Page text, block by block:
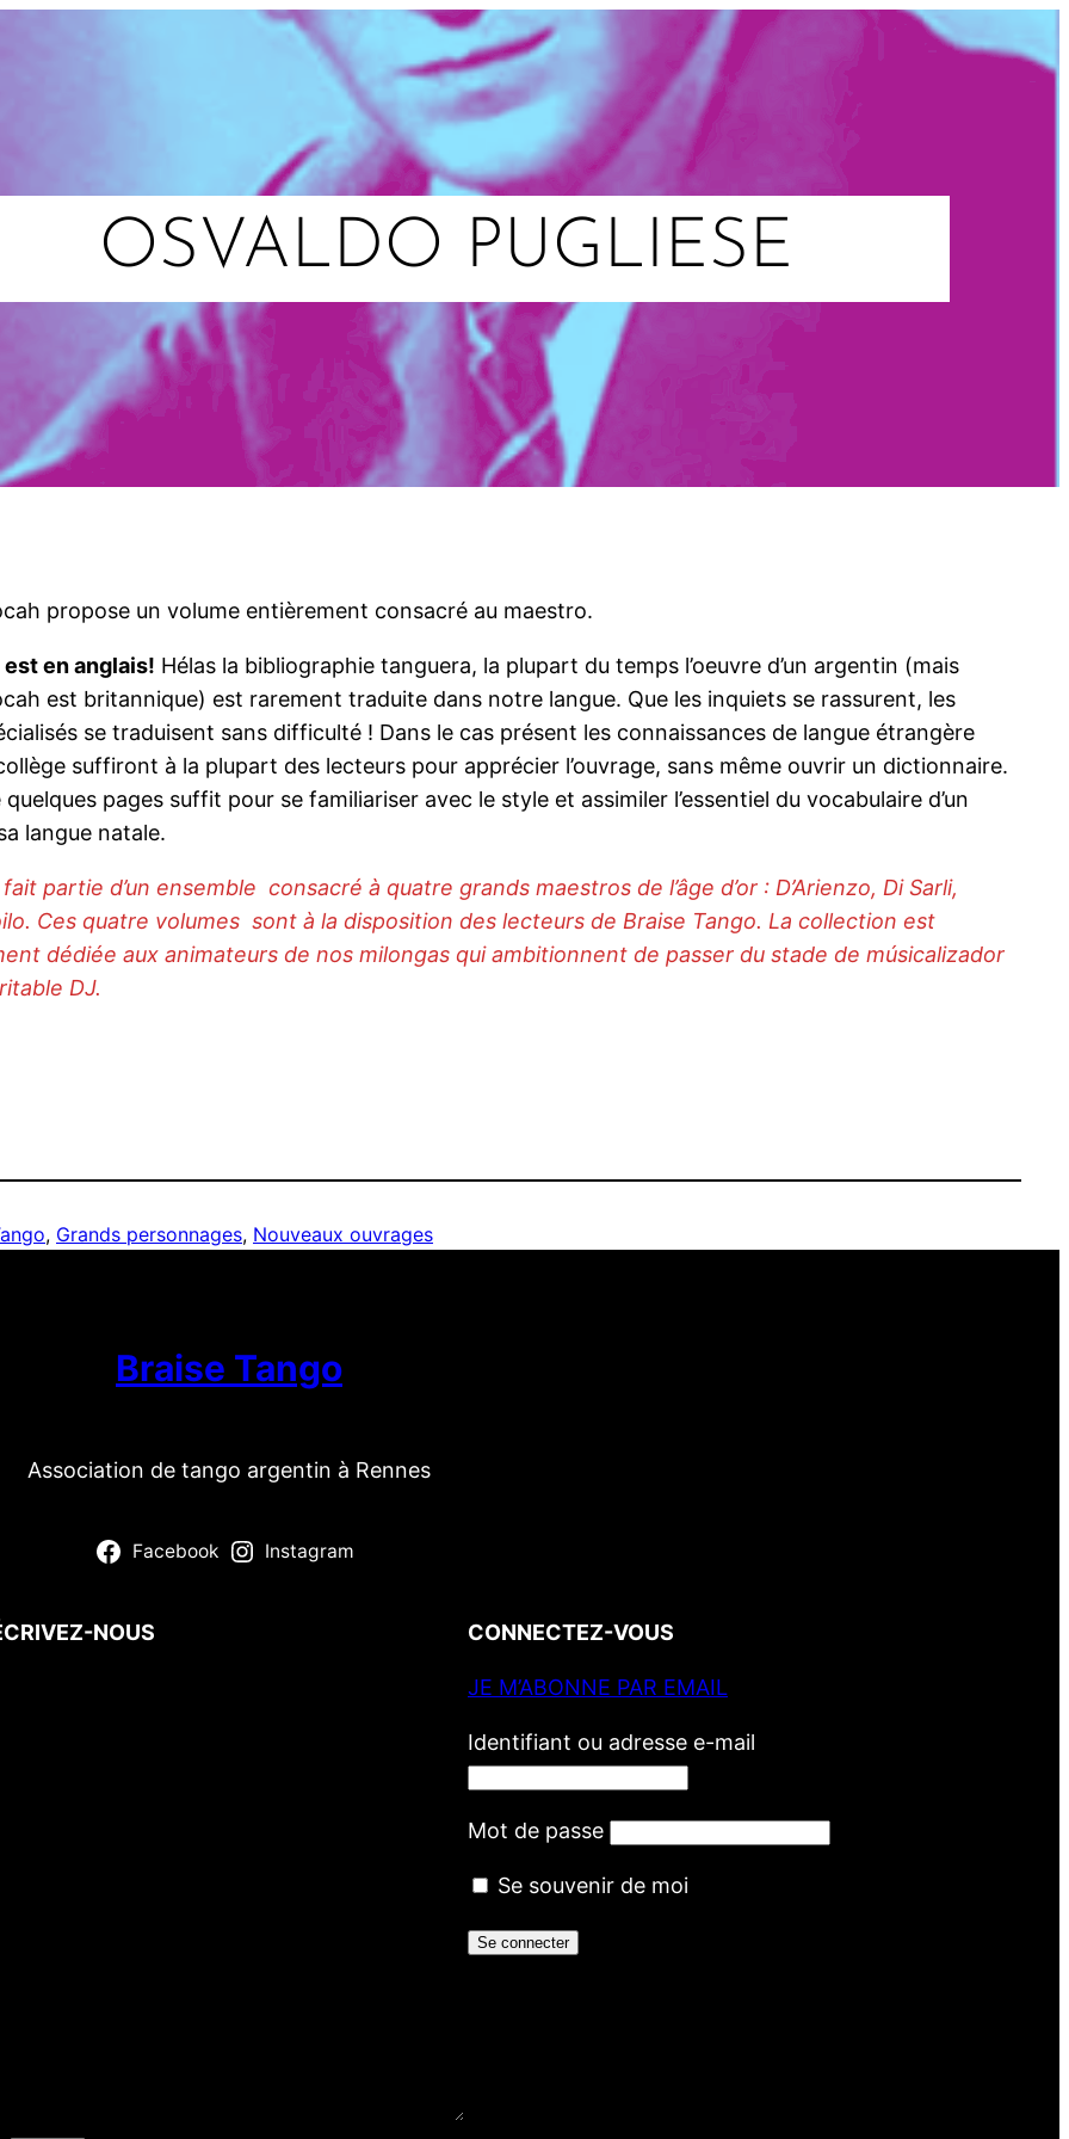
OSVALDO PUGLIESE
propose un volume entièrement consacré au maestro.
en anglais! Hélas la bibliographie tanguera, la plupart du temps l’oeuvre d’un argentin (mais
est britannique) est rarement traduite dans notre langue. Que les inquiets se rassurent, les
se traduisent sans difficulté ! Dans le cas présent les connaissances de langue étrangère
suffiront à la plupart des lecteurs pour apprécier l’ouvrage, sans même ouvrir un dictionnaire.
pages suffit pour se familiariser avec le style et assimiler l’essentiel du vocabulaire d’un
langue natale.
partie d’un ensemble consacré à quatre grands maestros de l’âge d’or : D’Arienzo, Di Sarli,
Ces quatre volumes sont à la disposition des lecteurs de Braise Tango. La collection est
dédiée aux animateurs de nos milongas qui ambitionnent de passer du stade de músicalizador
DJ.
, Grands personnages, Nouveaux ouvrages
Braise Tango
Association de tango argentin à Rennes
Facebook Instagram
NOUS CONNECTEZ-VOUS
JE M’ABONNE PAR EMAIL
Identifiant ou adresse e-mail
Mot de passe
Se souvenir de moi